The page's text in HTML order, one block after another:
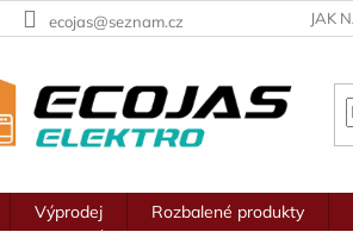
ecojas@seznam.cz JAK
Výprodej Rozbalené produkty